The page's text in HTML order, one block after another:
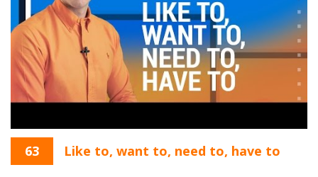
63 Like to, want to, need to, have to